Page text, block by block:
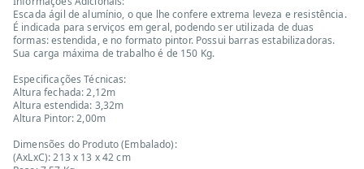
Escada ágil de alumínio, o que lhe confere extrema leveza e resistência.
É indicada para serviços em geral, podendo ser utilizada de duas
formas: estendida, e no formato pintor. Possui barras estabilizadoras.
Sua carga máxima de trabalho é de 150 Kg.
Especificações Técnicas:
Altura fechada: 2,12m
Altura estendida: 3,32m
Altura Pintor: 2,00m
Dimensões do Produto (Embalado):
(AxLxC): 213 x 13 x 42 cm